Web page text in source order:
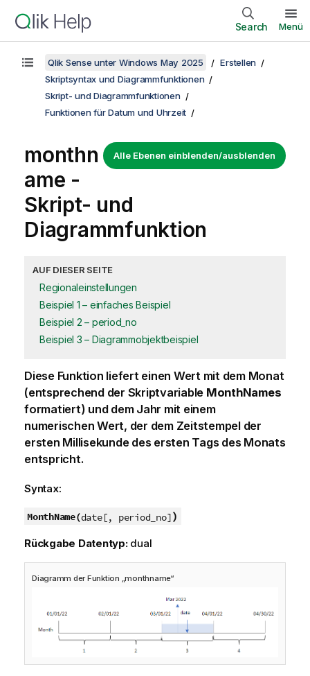
Search Menü
Qlik Sense unter Windows May 2025
Erstellen
Skriptsyntax und Diagrammfunktionen
Skript- und Diagrammfunktionen
Funktionen für Datum und Uhrzeit
Alle Ebenen einblenden/ausblenden
monthn
ame -
Skript- und
Diagrammfunktion
AUF DIESER SEITE
Regionaleinstellungen
Beispiel 1 – einfaches Beispiel
Beispiel 2 – period_no
Beispiel 3 – Diagrammobjektbeispiel
Diese Funktion liefert einen Wert mit dem Monat
(entsprechend der Skriptvariable MonthNames
formatiert) und dem Jahr mit einem
numerischen Wert, der dem Zeitstempel der
ersten Millisekunde des ersten Tags des Monats
entspricht.
Syntax:
MonthName(date[, period_no])
Rückgabe Datentyp: dual
Diagramm der Funktion „monthname“